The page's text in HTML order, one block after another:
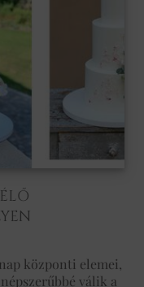
központi elemei,
válik a